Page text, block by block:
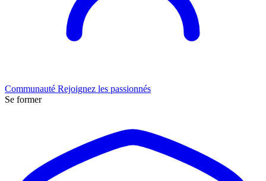
Communauté Rejoignez les passionnés
Se former